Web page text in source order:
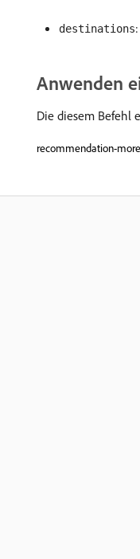
destinations
Anwenden
Die diesem Befehl
recommendation-